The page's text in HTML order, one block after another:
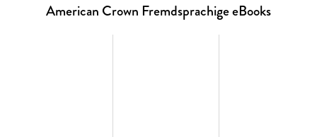
American Crown Fremdsprachige eBooks